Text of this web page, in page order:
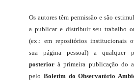
Os autores têm permissão e são
a publicar e distribuir seu trabalho
(ex.: em repositórios institucionais
sua página pessoal) a qualquer
posterior à primeira publicação do
pelo Boletim do Observatório